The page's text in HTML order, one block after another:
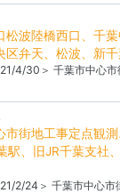
松波陸橋西口、千
区弁天、松波、新千
4/30＞ 千葉市中心
市街地工事定点観
駅、旧JR千葉支社
2/24＞ 千葉市中心市